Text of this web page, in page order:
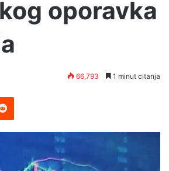
oporavka
66,793 1 minut citanja
Reddit